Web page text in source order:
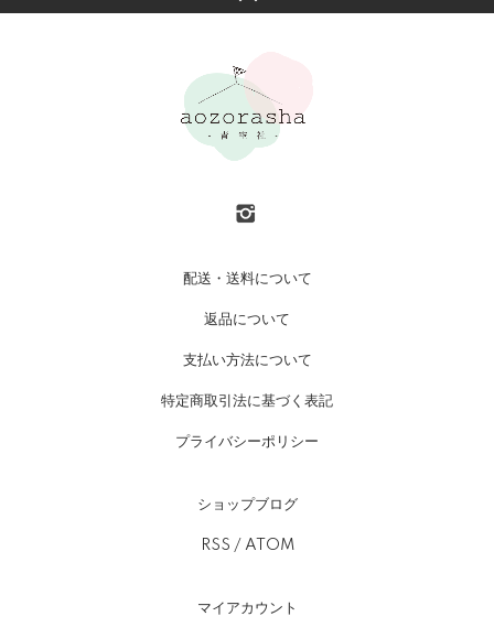
配送・送料について
返品について
支払い方法について
特定商取引法に基づく表記
プライバシーポリシー
ショップブログ
RSS / ATOM
マイアカウント